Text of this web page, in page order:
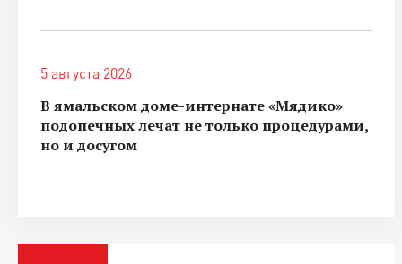
5 августа 2026
В ямальском доме-интернате «Мядико»
подопечных лечат не только процедурами,
но и досугом